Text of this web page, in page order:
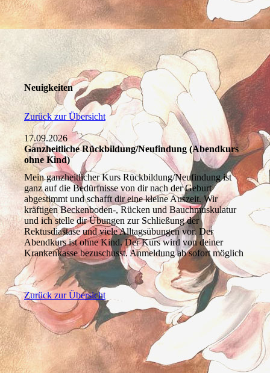
Neuigkeiten
Zurück zur Übersicht
17.09.2026
Ganzheitliche Rückbildung/Neufindung (Abendkurs
ohne Kind)
Mein ganzheitlicher Kurs Rückbildung/Neufindung ist
ganz auf die Bedürfnisse von dir nach der Geburt
abgestimmt und schafft dir eine kleine Auszeit. Wir
kräftigen Beckenboden-, Rücken und Bauchmuskulatur
und ich stelle dir Übungen zur Schließung der
Rektusdiastase und viele Alltagsübungen vor. Der
Abendkurs ist ohne Kind. Der Kurs wird von deiner
Krankenkasse bezuschusst. Anmeldung ab sofort möglich
Zurück zur Übersicht